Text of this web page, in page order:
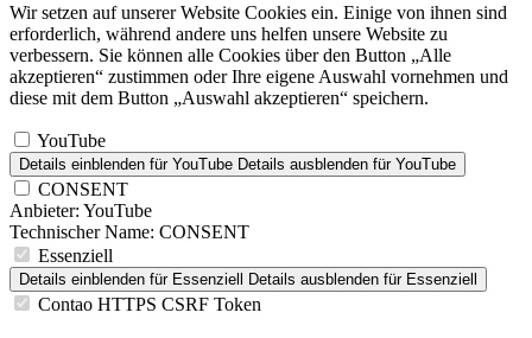
Wir setzen auf unserer Website Cookies ein. Einige von ihnen sind
erforderlich, während andere uns helfen unsere Website zu
verbessern. Sie können alle Cookies über den Button „Alle
akzeptieren“ zustimmen oder Ihre eigene Auswahl vornehmen und
diese mit dem Button „Auswahl akzeptieren“ speichern.
YouTube
Details einblenden für YouTube Details ausblenden für YouTube
CONSENT
Anbieter: YouTube
Technischer Name: CONSENT
Essenziell
Details einblenden für Essenziell Details ausblenden für Essenziell
Contao HTTPS CSRF Token